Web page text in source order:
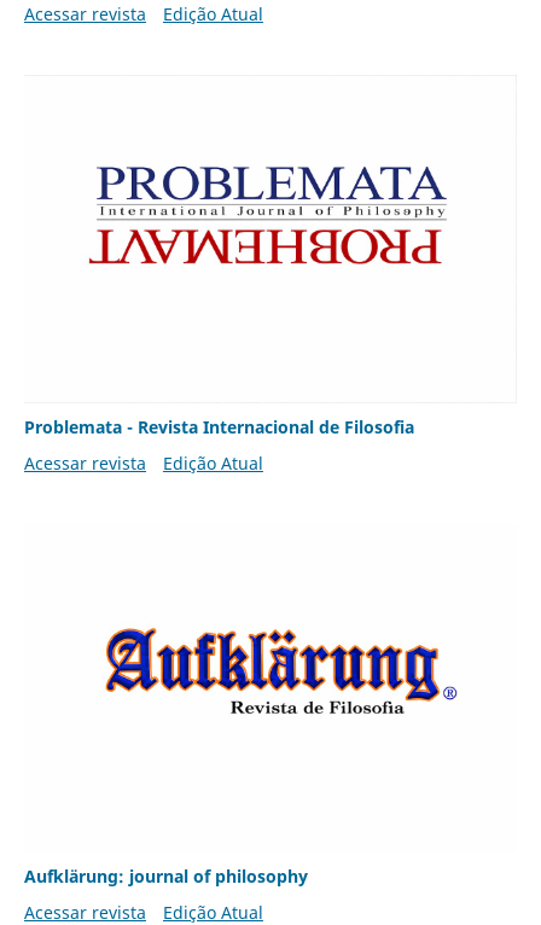
Acessar revista
Edição Atual
Problemata - Revista Internacional de Filosofia
Acessar revista
Edição Atual
Aufklärung: journal of philosophy
Acessar revista
Edição Atual